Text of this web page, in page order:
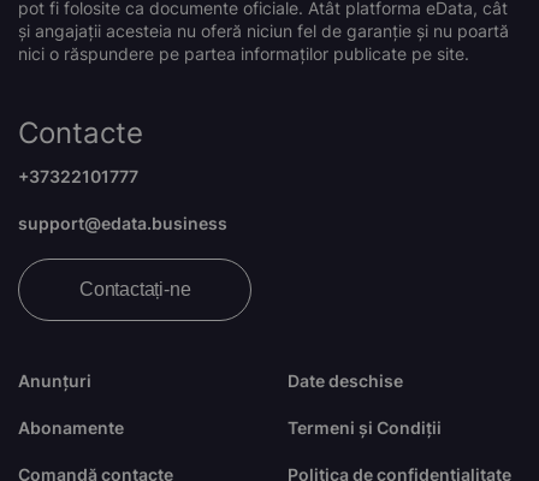
pot fi folosite ca documente oficiale. Atât platforma eData, cât
și angajații acesteia nu oferă niciun fel de garanție și nu poartă
nici o răspundere pe partea informaților publicate pe site.
Anunțuri
Abonamente
Comandă contacte
Date deschise
Termeni și Condiții
Politica de confidențialitate
Contacte
+37322101777
support@edata.business
Contactați-ne